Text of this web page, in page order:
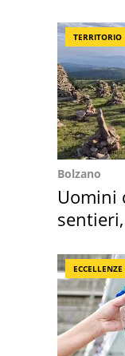
TERRITORIO
Bolzano
Uomini
ECCELLENZE